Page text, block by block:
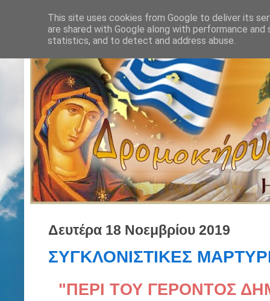
Δευτέρα 18 Νοεμβρίου 2019
ΣΥΓΚΛΟΝΙΣΤΙΚΕΣ
"ΠΕΡΙ ΤΟΥ ΓΕΡΟΝΤΟΣ
This site uses cookies from Google to deliver its
are shared with Google along with performance
statistics, and to detect and address abuse.